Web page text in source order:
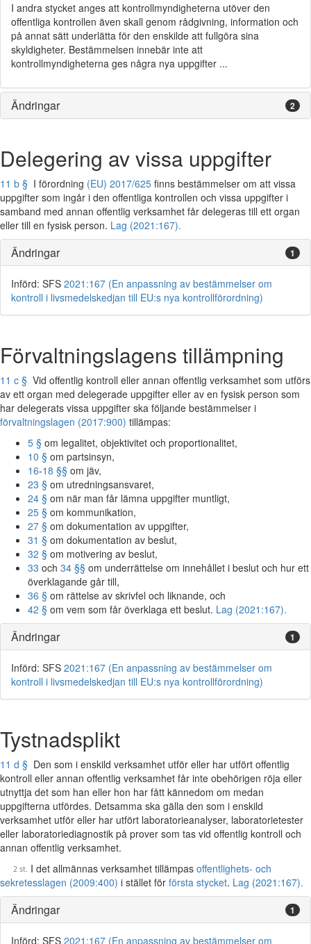
I andra stycket anges att kontrollmyndigheterna utöver den
offentliga kontrollen även skall genom rådgivning, information och
på annat sätt underlätta för den enskilde att fullgöra sina
skyldigheter. Bestämmelsen innebär inte att
kontrollmyndigheterna ges några nya uppgifter ...
Ändringar 2
Delegering av vissa uppgifter
11 b § I förordning (EU) 2017/625 finns bestämmelser om att vissa
uppgifter som ingår i den offentliga kontrollen och vissa uppgifter i
samband med annan offentlig verksamhet får delegeras till ett organ
eller till en fysisk person. Lag (2021:167).
Ändringar 1
Införd: SFS 2021:167 (En anpassning av bestämmelser om
kontroll i livsmedelskedjan till EU:s nya kontrollförordning)
Förvaltningslagens tillämpning
11 c § Vid offentlig kontroll eller annan offentlig verksamhet som utförs
av ett organ med delegerade uppgifter eller av en fysisk person som
har delegerats vissa uppgifter ska följande bestämmelser i
förvaltningslagen (2017:900) tillämpas:
5 § om legalitet, objektivitet och proportionalitet,
10 § om partsinsyn,
16-18 §§ om jäv,
23 § om utredningsansvaret,
24 § om när man får lämna uppgifter muntligt,
25 § om kommunikation,
27 § om dokumentation av uppgifter,
31 § om dokumentation av beslut,
32 § om motivering av beslut,
33 och 34 §§ om underrättelse om innehållet i beslut och hur ett
överklagande går till,
36 § om rättelse av skrivfel och liknande, och
42 § om vem som får överklaga ett beslut. Lag (2021:167).
Ändringar 1
Införd: SFS 2021:167 (En anpassning av bestämmelser om
kontroll i livsmedelskedjan till EU:s nya kontrollförordning)
Tystnadsplikt
11 d § Den som i enskild verksamhet utför eller har utfört offentlig
kontroll eller annan offentlig verksamhet får inte obehörigen röja eller
utnyttja det som han eller hon har fått kännedom om medan
uppgifterna utfördes. Detsamma ska gälla den som i enskild
verksamhet utför eller har utfört laboratorieanalyser, laboratorietester
eller laboratoriediagnostik på prover som tas vid offentlig kontroll och
annan offentlig verksamhet.
I det allmännas verksamhet tillämpas offentlighets- och
sekretesslagen (2009:400) i stället för första stycket. Lag (2021:167).
Ändringar 1
Införd: SFS 2021:167 (En anpassning av bestämmelser om